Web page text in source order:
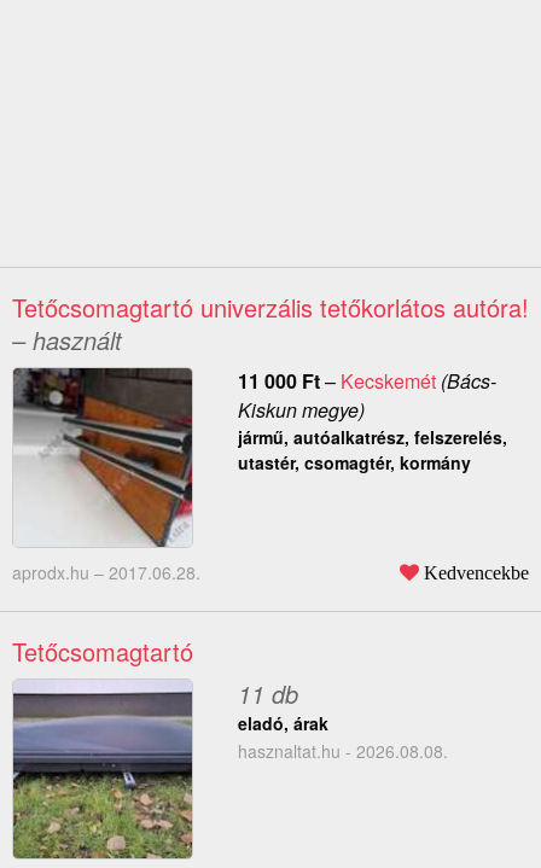
Tetőcsomagtartó univerzális tetőkorlátos autóra!
– használt
11 000 Ft– Kecskemét(Bács-
Kiskun megye)
jármű, autóalkatrész, felszerelés,
utastér, csomagtér, kormány
aprodx.hu – 2017.06.28. Kedvencekbe
Tetőcsomagtartó
11 db
eladó, árak
hasznaltat.hu - 2026.08.08.